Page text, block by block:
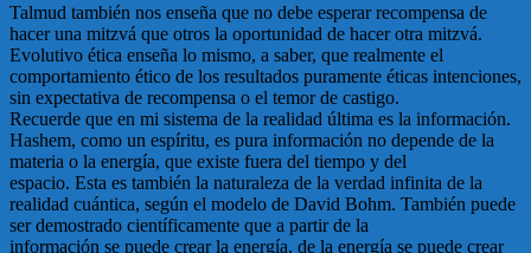
Talmud también nos enseña que no debe esperar recompensa de
hacer una mitzvá que otros la oportunidad de hacer otra mitzvá.
Evolutivo ética enseña lo mismo, a saber, que realmente el
comportamiento ético de los resultados puramente éticas intenciones,
sin expectativa de recompensa o el temor de castigo.
Recuerde que en mi sistema de la realidad última es la información.
Hashem, como un espíritu, es pura información no depende de la
materia o la energía, que existe fuera del tiempo y del
espacio. Esta es también la naturaleza de la verdad infinita de la
realidad cuántica, según el modelo de David Bohm. También puede
ser demostrado científicamente que a partir de la
información se puede crear la energía, de la energía se puede crear